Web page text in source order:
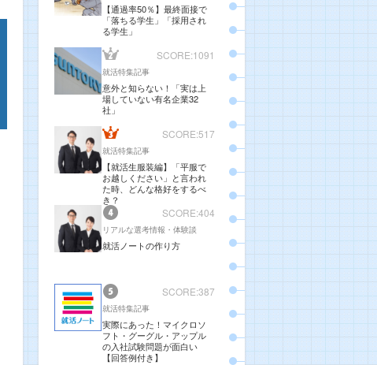
【通過率50％】最終面接で
「落ちる学生」「採用され
る学生」
SCORE:1091
就活特集記事
意外と知らない！「実は上
場していない有名企業32
社」
SCORE:517
就活特集記事
【就活生服装編】「平服で
お越しください」と言われ
た時、どんな格好をするべ
き？
SCORE:404
リアルな選考情報・体験談
就活ノートの作り方
SCORE:387
就活特集記事
実際にあった！マイクロソ
フト・グーグル・アップル
の入社試験問題が面白い
【回答例付き】